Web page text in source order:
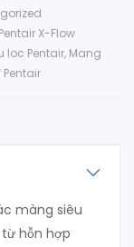
X-Flow
loc Pentair, Mang
Pentair
màng siêu
hỗn hợp